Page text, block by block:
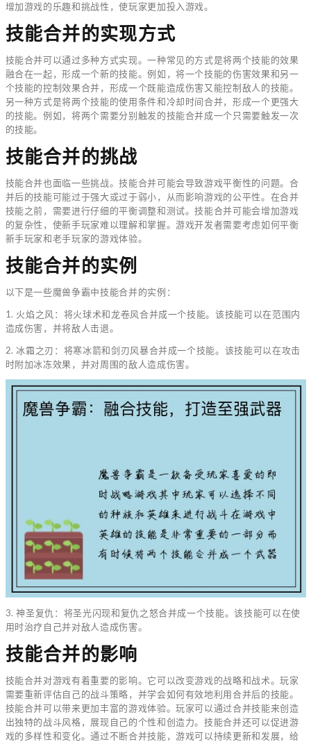
增加游戏的乐趣和挑战性，使玩家更加投入游戏。
技能合并的实现方式
技能合并可以通过多种方式实现。一种常见的方式是将两个技能的效果
融合在一起，形成一个新的技能。例如，将一个技能的伤害效果和另一
个技能的控制效果合并，形成一个既能造成伤害又能控制敌人的技能。
另一种方式是将两个技能的使用条件和冷却时间合并，形成一个更强大
的技能。例如，将两个需要分别触发的技能合并成一个只需要触发一次
的技能。
技能合并的挑战
技能合并也面临一些挑战。技能合并可能会导致游戏平衡性的问题。合
并后的技能可能过于强大或过于弱小，从而影响游戏的公平性。在合并
技能之前，需要进行仔细的平衡调整和测试。技能合并可能会增加游戏
的复杂性，使新手玩家难以理解和掌握。游戏开发者需要考虑如何平衡
新手玩家和老手玩家的游戏体验。
技能合并的实例
以下是一些魔兽争霸中技能合并的实例：
1. 火焰之风：将火球术和龙卷风合并成一个技能。该技能可以在范围内
造成伤害，并将敌人击退。
2. 冰霜之刃：将寒冰箭和剑刃风暴合并成一个技能。该技能可以在攻击
时附加冰冻效果，并对周围的敌人造成伤害。
3. 神圣复仇：将圣光闪现和复仇之怒合并成一个技能。该技能可以在使
用时治疗自己并对敌人造成伤害。
技能合并的影响
技能合并对游戏有着重要的影响。它可以改变游戏的战略和战术。玩家
需要重新评估自己的战斗策略，并学会如何有效地利用合并后的技能。
技能合并可以带来更加丰富的游戏体验。玩家可以通过合并技能来创造
出独特的战斗风格，展现自己的个性和创造力。技能合并还可以促进游
戏的多样性和变化。通过不断合并技能，游戏可以持续更新和发展，给